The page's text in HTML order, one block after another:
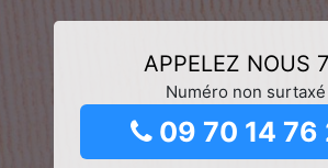
APPELEZ NOUS
Numéro non surtaxé
09 70 14 76